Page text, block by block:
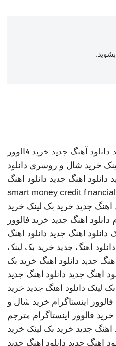
بشوید.
دانلود آهنگ جدید خرید فالوور
خرید شال و روسری دانلود
دانلود اهنگ جدید دانلود اهنگ
smart money credit financial
اهنگ جدید خرید بک لینک خرید
دانلود اهنگ جدید خرید فالوور
دانلود اهنگ جدید دانلود اهنگ
دانلود اهنگ جدید خرید بک لینک
جدید دانلود اهنگ خرید بک
اهنگ جدید دانلود اهنگ جدید
لینک دانلود اهنگ جدید خرید
اینستاگرام خرید شال و
خرید فالوور اینستاگرام مترجم
اهنگ جدید خرید بک لینک خرید
اهنگ جدید دانلود اهنگ جدید